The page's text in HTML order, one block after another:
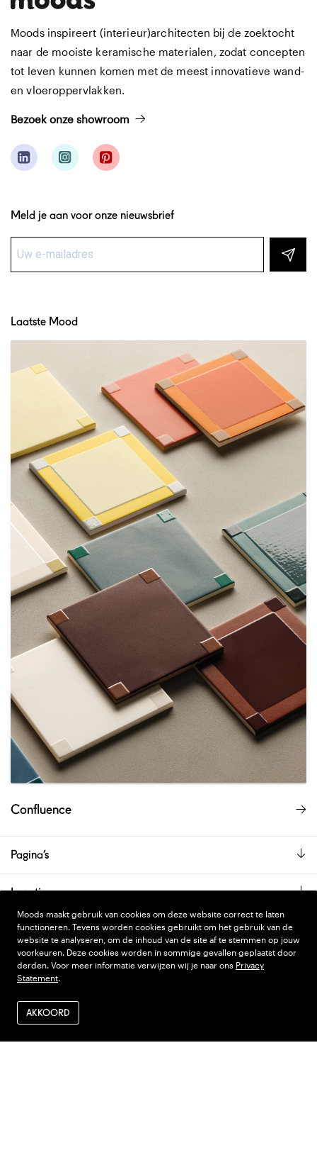
Moods inspireert (interieur)architecten bij de zoektocht
naar de mooiste keramische materialen, zodat concepten
tot leven kunnen komen met de meest innovatieve wand-
en vloeroppervlakken.
Bezoek onze showroom
Meld je aan voor onze nieuwsbrief
Laatste Mood
Confluence
Pagina’s
Locaties
De showroom is alleen op afspraak geopend.
PRIVACY STATEMENT
VERZENDEN EN RETOUR
DESIGN WONDERLAND
Moods maakt gebruik van cookies om deze website correct te laten
functioneren. Tevens worden cookies gebruikt om het gebruik van de
website te analyseren, om de inhoud van de site af te stemmen op jouw
voorkeuren. Deze cookies worden in sommige gevallen geplaatst door
derden. Voor meer informatie verwijzen wij je naar ons Privacy
Statement.
AKKOORD